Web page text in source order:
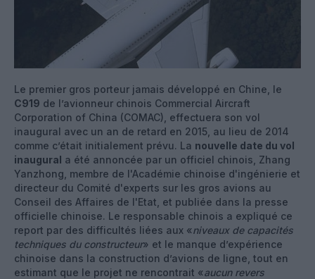
Le premier gros porteur jamais développé en Chine, le
C919 de l’avionneur chinois Commercial Aircraft
Corporation of China (COMAC), effectuera son vol
inaugural avec un an de retard en 2015, au lieu de 2014
comme c’était initialement prévu. La nouvelle date du vol
inaugural a été annoncée par un officiel chinois, Zhang
Yanzhong, membre de l'Académie chinoise d'ingénierie et
directeur du Comité d'experts sur les gros avions au
Conseil des Affaires de l'Etat, et publiée dans la presse
officielle chinoise. Le responsable chinois a expliqué ce
report par des difficultés liées aux «niveaux de capacités
techniques du constructeur» et le manque d’expérience
chinoise dans la construction d’avions de ligne, tout en
estimant que le projet ne rencontrait «aucun revers